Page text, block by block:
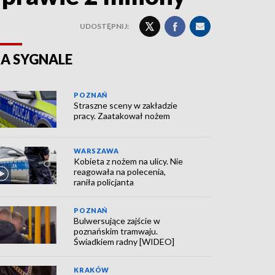
UDOSTĘPNIJ:
SYGNALE
POZNAŃ
Straszne sceny w zakładzie
pracy. Zaatakował nożem
WARSZAWA
Kobieta z nożem na ulicy. Nie
reagowała na polecenia,
raniła policjanta
POZNAŃ
Bulwersujące zajście w
poznańskim tramwaju.
Świadkiem radny [WIDEO]
KRAKÓW